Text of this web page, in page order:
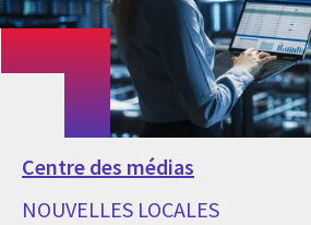
Centre des médias
NOUVELLES LOCALES